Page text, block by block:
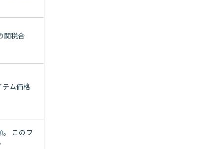
関税合
テム価格
。 このフ